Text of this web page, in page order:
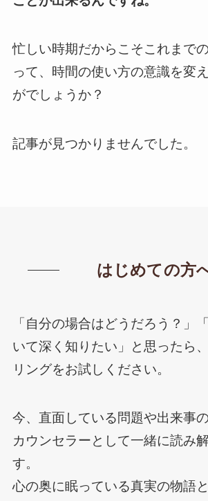
忙しい時期だからこそこれまで
って、時間の使い方の意識を変
がでしょうか？
記事が見つかりませんでした。
はじめての方
「自分の場合はどうだろう？」
いて深く知りたい」と思ったら
リングをお試しください。
今、直面している問題や出来事
カウンセラーとして一緒に読み
す。
心の奥に眠っている真実の物語